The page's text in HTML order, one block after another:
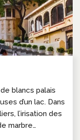
blancs palais
d’un lac. Dans
l’irisation des
marbre…